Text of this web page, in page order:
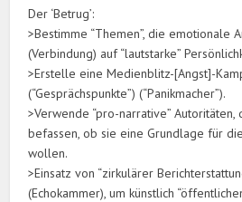
Der ‘Betrug’:
>Bestimme “Themen”, die emotionale
(Verbindung) auf “lautstarke”
>Erstelle eine Medienblitz-[Angst]-
(“Gesprächspunkte”) (“Panikmacher”).
>Verwende “pro-narrative”
befassen, ob sie eine Grundlage für
wollen.
>Einsatz von “zirkulärer
(Echokammer), um künstlich